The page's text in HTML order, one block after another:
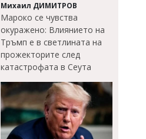
Михаил ДИМИТРОВ
Мароко се чувства
окуражено: Влиянието на
Тръмп е в светлината на
прожекторите след
катастрофата в Сеута